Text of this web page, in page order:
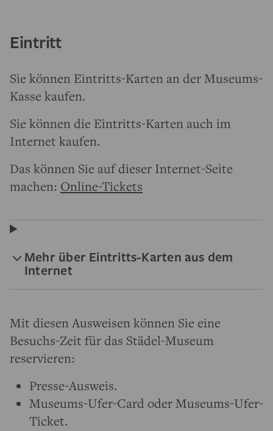
Eintritt
Sie können Eintritts-Karten an der Museums-
Kasse kaufen.
Sie können die Eintritts-Karten auch im
Internet kaufen.
Das können Sie auf dieser Internet-Seite
machen: Online-Tickets
Mehr über Eintritts-Karten aus dem
Internet
Mit diesen Ausweisen können Sie eine
Besuchs-Zeit für das Städel-Museum
reservieren:
Presse-Ausweis.
Museums-Ufer-Card oder Museums-Ufer-
Ticket.